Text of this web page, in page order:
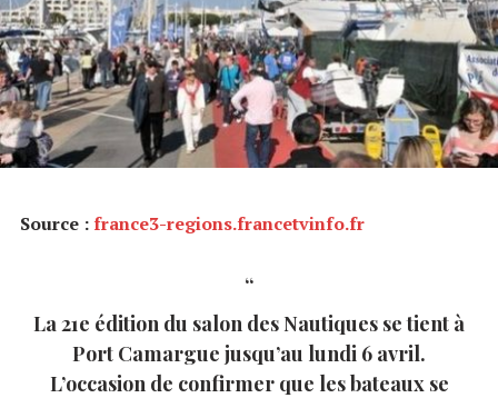
Source :france3-regions.francetvinfo.fr
La 21e édition du salon des Nautiques se tient à
Port Camargue jusqu’au lundi 6 avril.
L’occasion de confirmer que les bateaux se